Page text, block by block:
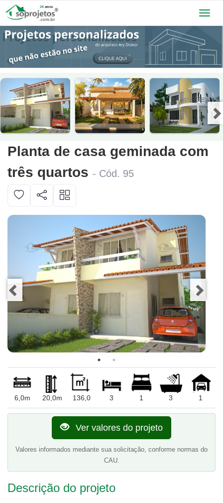
Planta de casa geminada com
três quartos - Cód. 95
6,0m 20,0m 136,0 3 1 3 1
Ver valores do projeto
Valores informados mediante sua solicitação, conforme normas do
CAU.
Descrição do projeto